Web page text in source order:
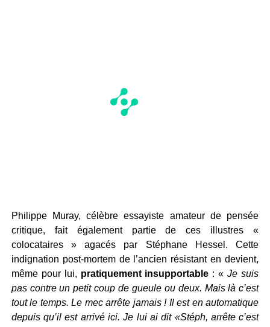
Philippe Muray, célèbre essayiste amateur de pensée
critique, fait également partie de ces illustres «
colocataires » agacés par Stéphane Hessel. Cette
indignation post-mortem de l’ancien résistant en devient,
même pour lui, pratiquement insupportable : « Je suis
pas contre un petit coup de gueule ou deux. Mais là c’est
tout le temps. Le mec arrête jamais ! Il est en automatique
depuis qu’il est arrivé ici. Je lui ai dit «Stéph, arrête c’est